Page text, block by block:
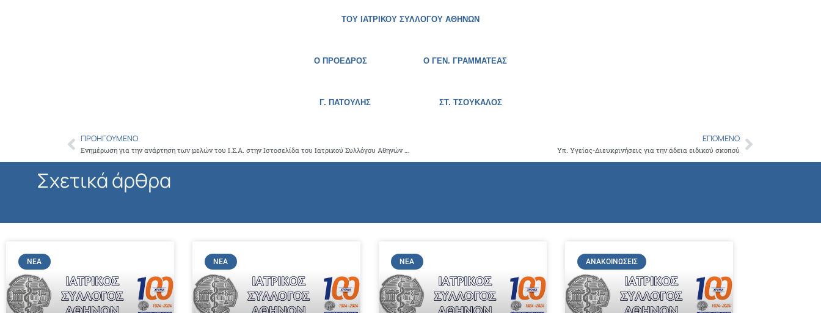
ΤΟΥ ΙΑΤΡΙΚΟΥ ΣΥΛΛΟΓΟΥ ΑΘΗΝΩΝ
Ο ΠΡΟΕΔΡΟΣ Ο ΓΕΝ. ΓΡΑΜΜΑΤΕΑΣ
Γ. ΠΑΤΟΥΛΗΣ ΣΤ. ΤΣΟΥΚΑΛΟΣ
Prev
ΠΡΟΗΓΟΎΜΕΝΟ
Ενημέρωση για την ανάρτηση των μελών του Ι.Σ.Α. στην Ιστοσελίδα του Ιατρικού Συλλόγου Αθηνών με γνώμονα τη Δημόσια Υγεία και την προστασία των προσωπικών δεδομένων
ΕΠΌΜΕΝΟ
Υπ. Υγείας-Διευκρινήσεις για την άδεια ειδικού σκοπούNext
Σχετικά άρθρα
ΝΈΑ ΝΈΑ ΝΈΑ ΑΝΑΚΟΙΝΏΣΕΙΣ